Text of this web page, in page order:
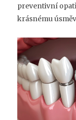
preventivní
krásnému